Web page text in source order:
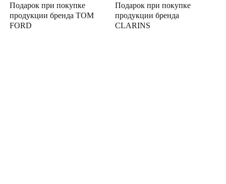
Подарок при покупке
продукции бренда TOM
FORD
Подарок при покупке
продукции бренда
CLARINS